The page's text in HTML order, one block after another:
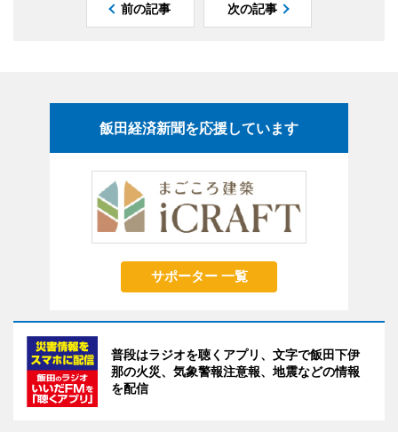
前の記事 次の記事
飯田経済新聞を応援しています
サポーター 一覧
普段はラジオを聴くアプリ、文字で飯田下伊
那の火災、気象警報注意報、地震などの情報
を配信